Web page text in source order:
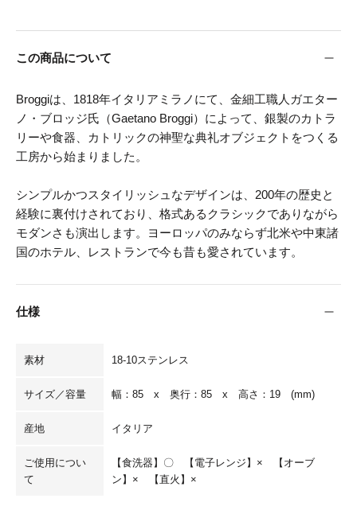
この商品について
Broggiは、1818年イタリアミラノにて、金細工職人ガエター
ノ・ブロッジ氏（Gaetano Broggi）によって、銀製のカトラ
リーや食器、カトリックの神聖な典礼オブジェクトをつくる
工房から始まりました。
シンプルかつスタイリッシュなデザインは、200年の歴史と
経験に裏付けされており、格式あるクラシックでありながら
モダンさも演出します。ヨーロッパのみならず北米や中東諸
国のホテル、レストランで今も昔も愛されています。
仕様
素材 18-10ステンレス
サイズ／容量 幅：85 x 奥行：85 x 高さ：19 (mm)
産地 イタリア
ご使用につい
て
【食洗器】〇 【電子レンジ】× 【オーブ
ン】× 【直火】×